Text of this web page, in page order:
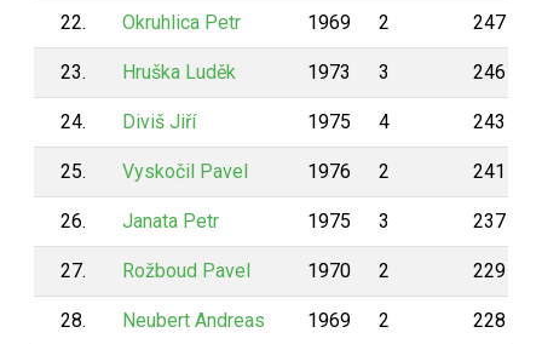
22. Okruhlica Petr 1969 2 247
23. Hruška Luděk 1973 3 246
24. Diviš Jiří 1975 4 243
25. Vyskočil Pavel 1976 2 241
26. Janata Petr 1975 3 237
27. Rožboud Pavel 1970 2 229
28. Neubert Andreas 1969 2 228